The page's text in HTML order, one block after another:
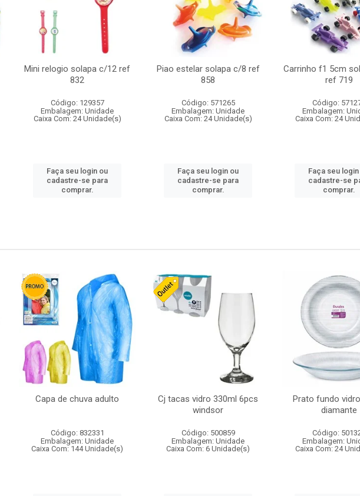
Mini relogio solapa c/12 ref
832
Código: 129357
Embalagem: Unidade
Caixa Com: 24 Unidade(s)
Faça seu login ou
cadastre-se para
comprar.
Piao estelar solapa c/8 ref
858
Código: 571265
Embalagem: Unidade
Caixa Com: 24 Unidade(s)
Faça seu login ou
cadastre-se para
comprar.
Carrinho f1 5cm
ref 719
Código:
Embalagem:
Caixa Com: 24
Faça seu
cadastre-se
comprar.
Capa de chuva adulto
Código: 832331
Embalagem: Unidade
Caixa Com: 144 Unidade(s)
Cj tacas vidro 330ml 6pcs
windsor
Código: 500859
Embalagem: Unidade
Caixa Com: 6 Unidade(s)
Prato fundo
diamante
Código:
Embalagem:
Caixa Com: 24